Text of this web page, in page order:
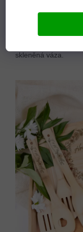
Jsme přesvědčeni, že
zajímavějším
skleněná váza.